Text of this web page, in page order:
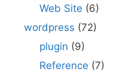
Web Site (6)
wordpress (72)
plugin (9)
Reference (7)